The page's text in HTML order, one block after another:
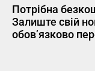
Потрібна
Залиште свій
обов’язково